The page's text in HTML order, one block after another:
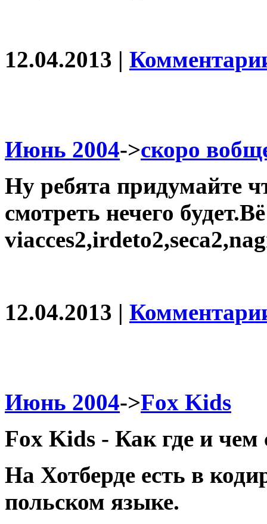
12.04.2013 |
Июнь 2004->скоро
Ну ребята придумайте
смотреть нечего
12.04.2013 |
Июнь 2004->Fox Kids
Fox Kids - Как где и чем
На Хотберде есть в
польском языке.